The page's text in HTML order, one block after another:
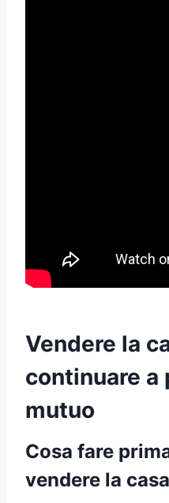
Vendere la
continuare a
mutuo
Cosa fare
vendere la